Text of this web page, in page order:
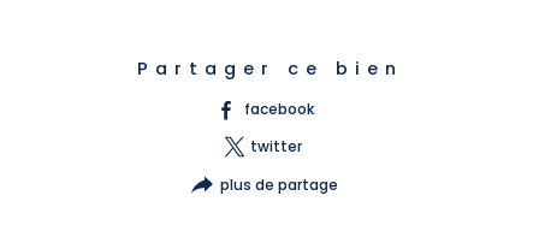
Partager ce bien
facebook
twitter
plus de partage